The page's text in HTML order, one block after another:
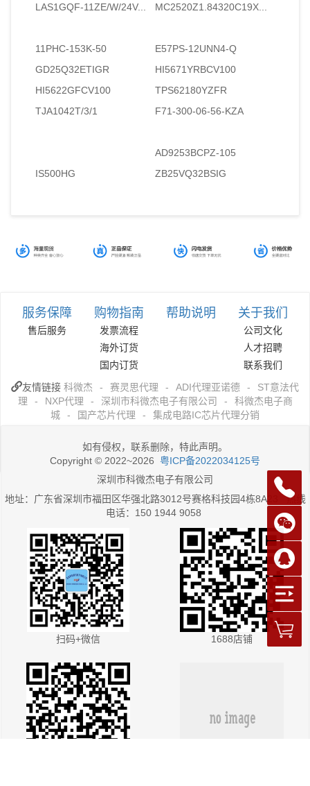
LAS1GQF-11ZE/W/24V...
MC2520Z1.84320C19X...
11PHC-153K-50
E57PS-12UNN4-Q
GD25Q32ETIGR
HI5671YRBCV100
HI5622GFCV100
TPS62180YZFR
TJA1042T/3/1
F71-300-06-56-KZA
AD9253BCPZ-105
IS500HG
ZB25VQ32BSIG
服务保障
售后服务
购物指南
发票流程
海外订货
国内订货
帮助说明 关于我们
公司文化
人才招聘
联系我们
友情链接 科微杰 - 赛灵思代理 - ADI代理亚诺德 -
ST意法代
理
- NXP代理 - 深圳市科微杰电子有限公司 -
科微杰电子商
城
- 国产芯片代理 - 集成电路IC芯片代理分销
如有侵权，联系删除，特此声明。
Copyright © 2022~2026 粤ICP备2022034125号
深圳市科微杰电子有限公司
地址：广东省深圳市福田区华强北路3012号赛格科技园4栋8A23 热线
电话：150 1944 9058
扫码+微信 1688店铺